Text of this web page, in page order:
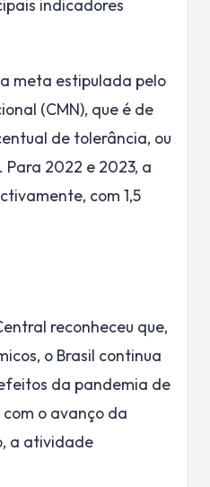
indicadores
meta estipulada pelo
(CMN), que é de
de tolerância, ou
Para 2022 e 2023, a
com 1,5
reconheceu que,
o Brasil continua
da pandemia de
com o avanço da
a atividade